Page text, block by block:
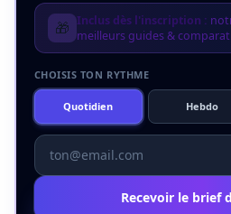
🎁 Inclus dès l'inscription :
meilleurs guides &
CHOISIS TON RYTHME
Quotidien Hebdo
Recevoir le brief